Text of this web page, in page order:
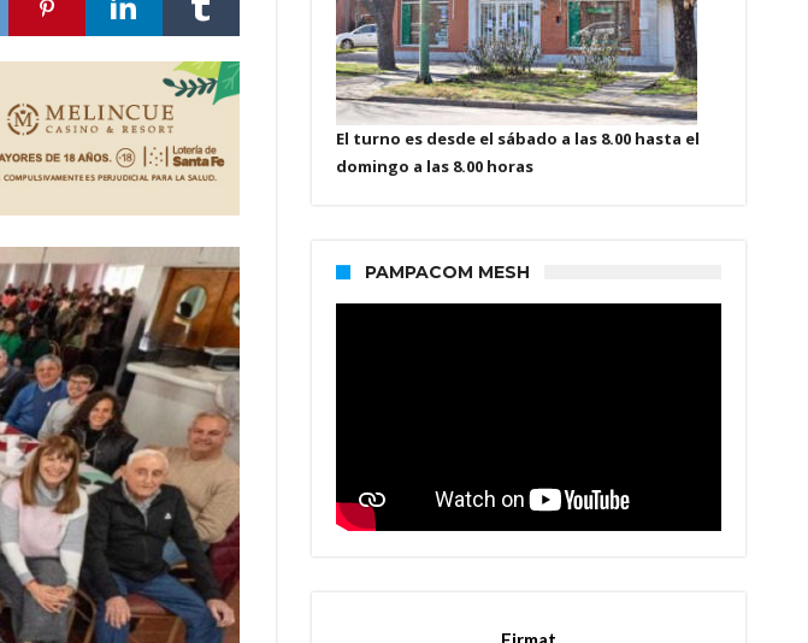
El turno es desde el sábado a las 8.00 hasta el
domingo a las 8.00 horas
PAMPACOM MESH